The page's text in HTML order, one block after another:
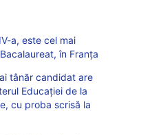
a, este cel mai
în Franța
tânăr candidat are
Educației de la
cu proba scrisă la